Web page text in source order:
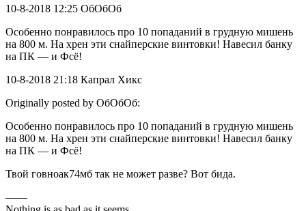
10-8-2018 12:25 ОбОбОб
Особенно понравилось про 10 попаданий в грудную мишень
на 800 м. На хрен эти снайперские винтовки! Навесил банку
на ПК — и Фсё!
10-8-2018 21:18 Капрал Хикс
Originally posted by ОбОбОб:
Особенно понравилось про 10 попаданий в грудную мишень
на 800 м. На хрен эти снайперские винтовки! Навесил банку
на ПК — и Фсё!
Твой говноак74мб так не может разве? Вот бида.
——